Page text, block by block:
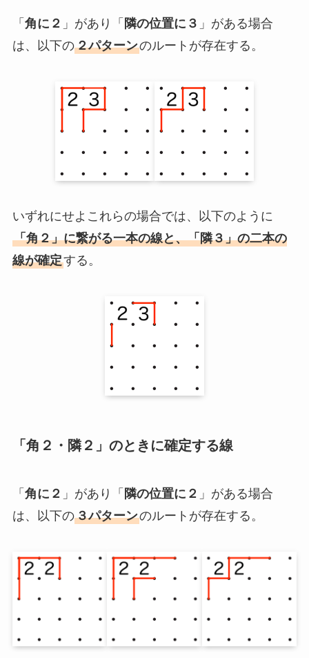
「 角に２ 」があり「 隣の位置に３ 」がある場合
は、以下の２パターンのルートが存在する。
いずれにせよこれらの場合では、以下のように
「角２」に繋がる一本の線と、「隣３」の二本の
線が確定する。
「角２・隣２」のときに確定する線
「 角に２ 」があり「 隣の位置に２ 」がある場合
は、以下の３パターンのルートが存在する。